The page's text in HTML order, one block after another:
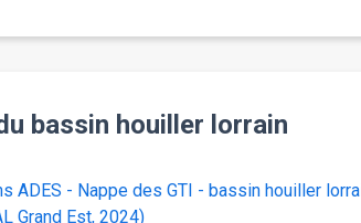
bassin houiller lorrain
ADES - Nappe des GTI - bassin houiller
Grand Est, 2024)